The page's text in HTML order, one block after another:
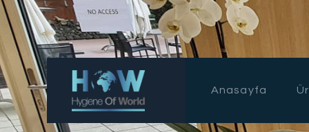
Anasayfa